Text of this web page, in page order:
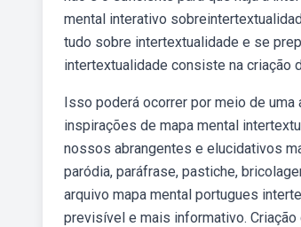
mental interativo
tudo sobre intertextualidade e se
intertextualidade consiste na criação
Isso poderá ocorrer por meio de uma
inspirações de mapa mental
nossos abrangentes e elucidativos
paródia, paráfrase, pastiche,
arquivo mapa mental portugues
previsível e mais informativo.